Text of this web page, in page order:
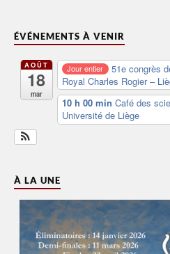
ÉVÉNEMENTS À VENIR
AOÛT
18
mar
Jour entier 51e congrès
Royal Charles Rogier –
10 h 00 min Café des
Université de Liège
À LA UNE